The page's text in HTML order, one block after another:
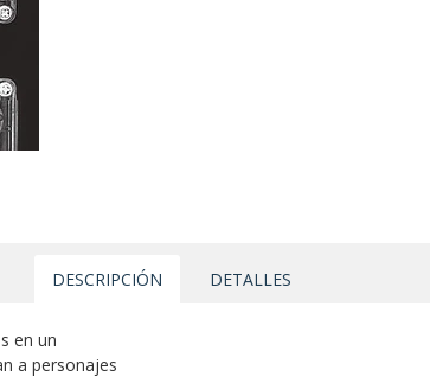
DESCRIPCIÓN DETALLES
en un
a personajes